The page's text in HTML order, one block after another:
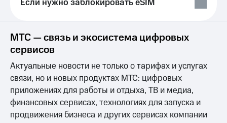
группа
на тарифы,
общие
и услуги,
доступ
к геолокации
музыка,
книги
есть
КИОН
КИОН
Музыка
КИОН
Строки
Если нужно заблокировать eSIM
МТС — связь и экосистема цифровых
сервисов
Актуальные новости не только о тарифах и услугах
связи, но и новых продуктах МТС: цифровых
приложениях для работы и отдыха, ТВ и медиа,
финансовых сервисах, технологиях для запуска и
продвижения бизнеса и других сервисах компании